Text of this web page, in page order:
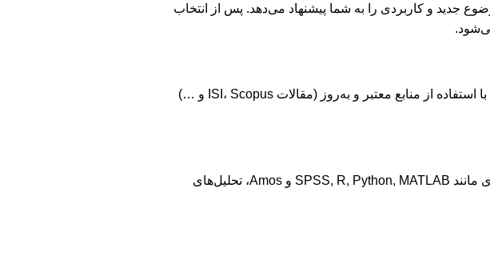
جدید و کاربردی را به شما پیشنهاد می‌دهد. پس از انتخاب
هر فصل از پایان‌نامه، اصول نگارشی خاص خود را دارد. پژوهشگران دوتز با تسلط کامل بر این اصول، هر فصل را با استفاده از منابع معتبر و به‌روز (مقالات ISI، Scopus و …)
بخش تحلیل داده‌ها معمولاً یکی از پیچیده‌ترین قسمت‌های کار است. متخصصان دوتز با تسلط بر نرم‌افزارهای آماری مانند SPSS, R, Python, MATLAB و Amos، تحلیل‌های